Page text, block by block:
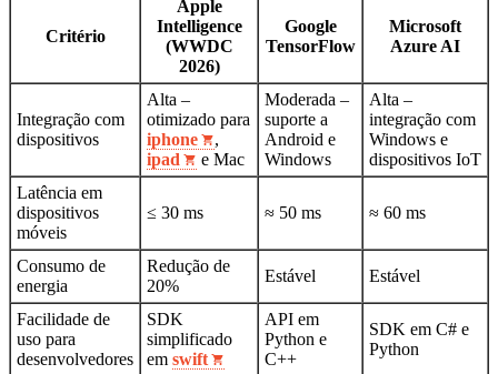
Critério
Apple
Intelligence
(WWDC
2026)
Google
TensorFlow
Microsoft
Azure AI
Integração com
dispositivos
Alta –
otimizado para
iphone
,
ipad
e Mac
Moderada –
suporte a
Android e
Windows
Alta –
integração com
Windows e
dispositivos IoT
Latência em
dispositivos
móveis
≤ 30 ms ≈ 50 ms ≈ 60 ms
Consumo de
energia
Redução de
20%
Estável Estável
Facilidade de
uso para
desenvolvedores
SDK
simplificado
em swift
API em
Python e
C++
SDK em C# e
Python